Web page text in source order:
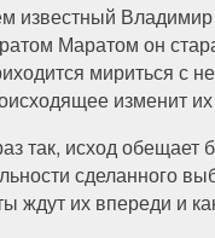
известный
Маратом он
мириться с
изменит
так, исход
сделанного
ждут их впереди и